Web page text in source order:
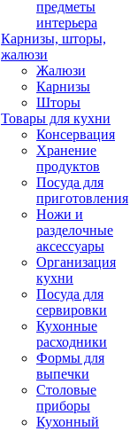
предметы
интерьера
Карнизы, шторы,
жалюзи
Жалюзи
Карнизы
Шторы
Товары для кухни
Консервация
Хранение
продуктов
Посуда для
приготовления
Ножи и
разделочные
аксессуары
Организация
кухни
Посуда для
сервировки
Кухонные
расходники
Формы для
выпечки
Столовые
приборы
Кухонный